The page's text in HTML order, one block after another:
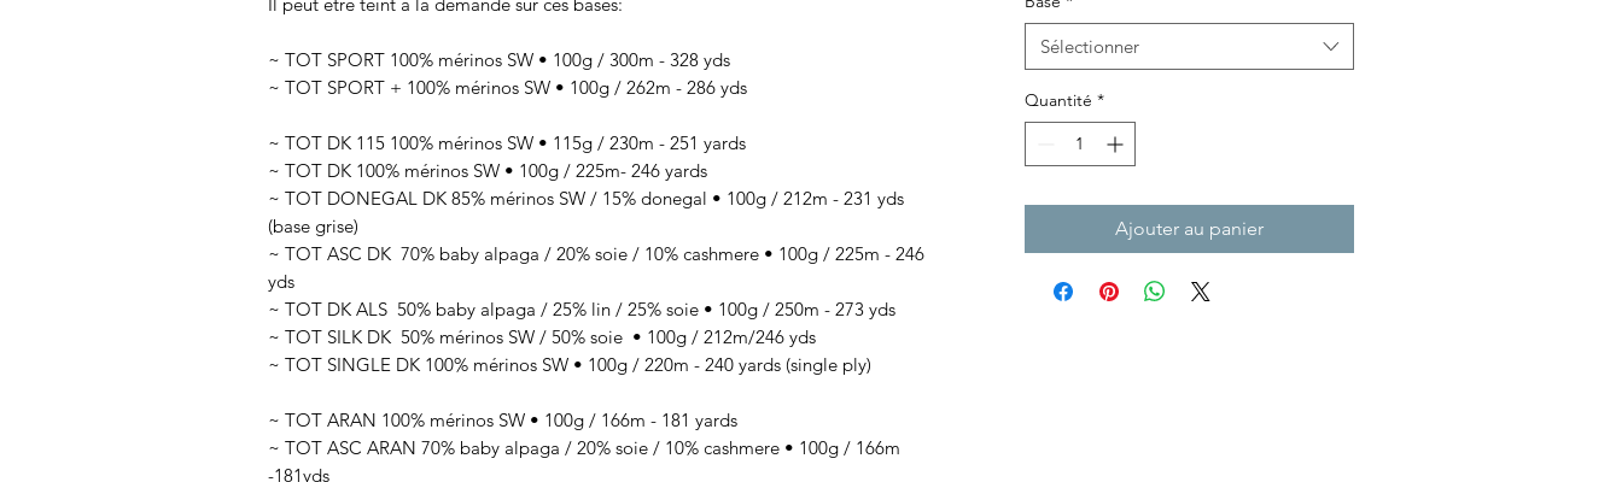
~ TOT SPORT 100% mérinos SW • 100g / 300m - 328 yds
~ TOT SPORT + 100% mérinos SW • 100g / 262m - 286 yds
~ TOT DK 115 100% mérinos SW • 115g / 230m - 251 yards
~ TOT DK 100% mérinos SW • 100g / 225m- 246 yards
~ TOT DONEGAL DK 85% mérinos SW / 15% donegal • 100g / 212m - 231 yds
(base grise)
~ TOT ASC DK 70% baby alpaga / 20% soie / 10% cashmere • 100g / 225m - 246
yds
~ TOT DK ALS 50% baby alpaga / 25% lin / 25% soie • 100g / 250m - 273 yds
~ TOT SILK DK 50% mérinos SW / 50% soie • 100g / 212m/246 yds
~ TOT SINGLE DK 100% mérinos SW • 100g / 220m - 240 yards (single ply)
~ TOT ARAN 100% mérinos SW • 100g / 166m - 181 yards
~ TOT ASC ARAN 70% baby alpaga / 20% soie / 10% cashmere • 100g / 166m
-181yds
Sélectionner
Quantité *
Ajouter au panier